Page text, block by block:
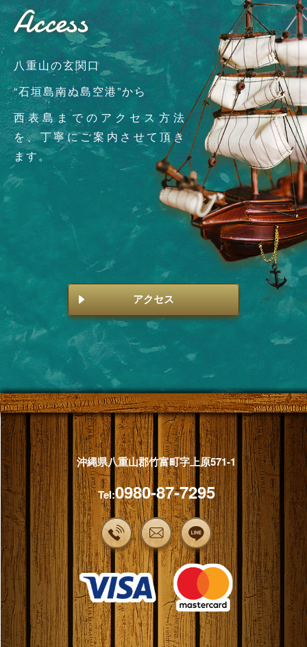
Access
八重山の玄関口
“石垣島南ぬ島空港”から
西表島までのアクセス方法
を、丁寧にご案内させて頂き
ます。
アクセス
沖縄県八重山郡竹富町字上原571-1
Tel:0980-87-7295